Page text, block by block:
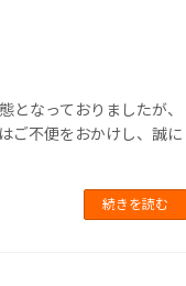
となっておりましたが、
ご不便をおかけし、誠に
続きを読む